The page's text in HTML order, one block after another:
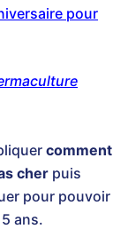
pour
comment
cher puis
pour pouvoir
ans.